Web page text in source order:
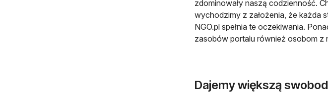
zdominowały naszą codzienność.
wychodzimy z założenia, że każda
NGO.pl spełnia te oczekiwania.
zasobów portalu również osobom z
Dajemy większą